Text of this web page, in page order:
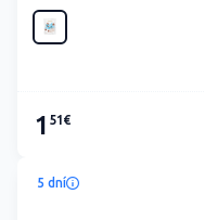
1 51€
5 dní